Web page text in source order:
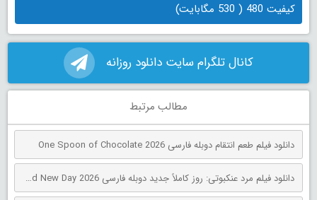
کیفیت 480 ( 530 مگابایت)
کانال تلگرام سایت دانلود روزانه
مطالب مرتبط
دانلود فیلم طعم انتقام دوبله فارسی One Spoon of Chocolate 2026
دانلود فیلم مرد عنکبوتی: روز کاملاً جدید دوبله فارسی Spider-Man: Brand New Day 2026